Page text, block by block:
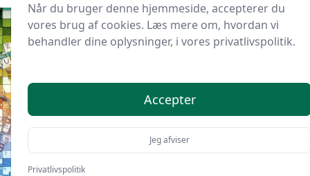
Når du bruger denne hjemmeside, accepterer du
vores brug af cookies. Læs mere om, hvordan vi
behandler dine oplysninger, i vores privatlivspolitik.
Accepter
Jeg afviser
Privatlivspolitik